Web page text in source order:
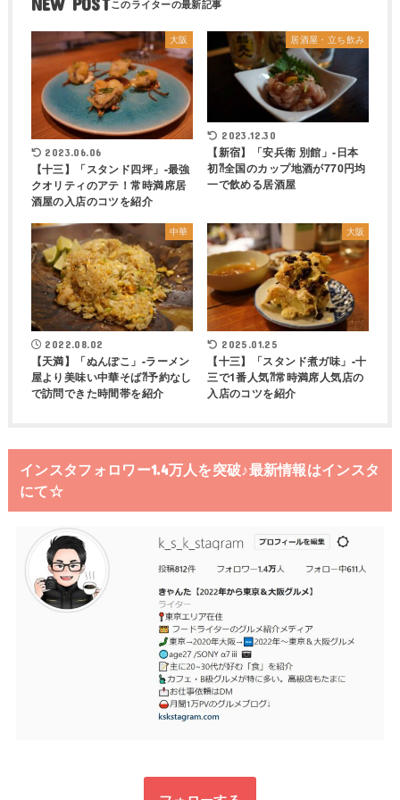
大阪
2023.06.06
【十三】「スタンド四坪」-最強
クオリティのアテ！常時満席居
酒屋の入店のコツを紹介
居酒屋・立ち飲み
2023.12.30
【新宿】「安兵衛 別館」-日本
初⁈全国のカップ地酒が770円均
一で飲める居酒屋
中華
2022.08.02
【天満】「ぬんぽこ」-ラーメン
屋より美味い中華そば⁈予約なし
で訪問できた時間帯を紹介
大阪
2025.01.25
【十三】「スタンド煮ガ味」-十
三で1番人気⁈常時満席人気店の
入店のコツを紹介
インスタフォロワー1.4万人を突破♪最新情報はインスタ
にて☆